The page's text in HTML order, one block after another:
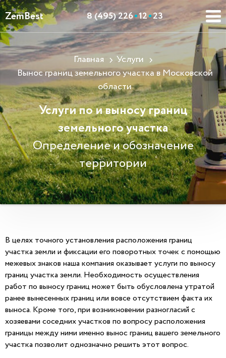
ZemBest 8 (495) 226 12 23
Главная
Услуги
Вынос границ земельного участка в Московской
области
Услуги по и выносу границ
земельного участка
Определение и обозначение
территории
В целях точного установления расположения границ
участка земли и фиксации его поворотных точек с помощью
межевых знаков наша компания оказывает услуги по выносу
границ участка земли. Необходимость осуществления
работ по выносу границ может быть обусловлена утратой
ранее вынесенных границ или вовсе отсутствием факта их
выноса. Кроме того, при возникновении разногласий с
хозяевами соседних участков по вопросу расположения
границы между ними именно вынос границ вашего земельного
участка позволит однозначно решить этот вопрос.